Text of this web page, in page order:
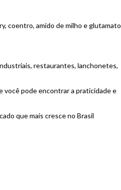
coentro, amido de milho e glutamato
restaurantes, lanchonetes,
você pode encontrar a praticidade e
que mais cresce no Brasil